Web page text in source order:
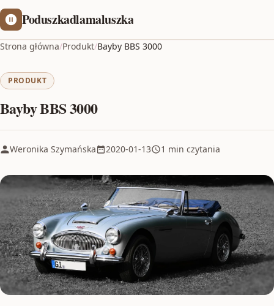
Poduszkadlamaluszka
Strona główna/Produkt/Bayby BBS 3000
PRODUKT
Bayby BBS 3000
Weronika Szymańska 2020-01-13 1 min czytania